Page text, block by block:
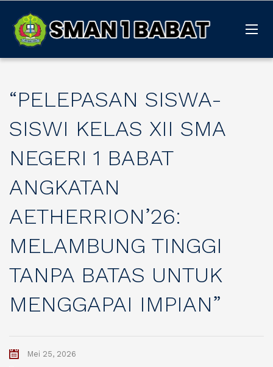
“PELEPASAN SISWA-
SISWI KELAS XII SMA
NEGERI 1 BABAT
ANGKATAN
AETHERRION’26:
MELAMBUNG TINGGI
TANPA BATAS UNTUK
MENGGAPAI IMPIAN”
Mei 25, 2026